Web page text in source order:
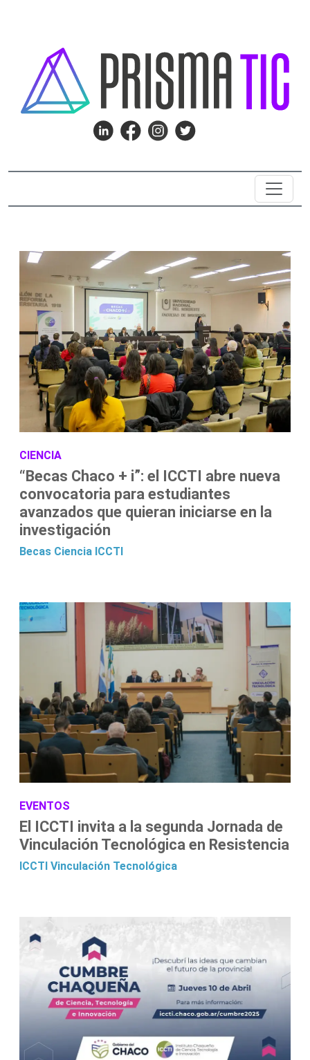
CIENCIA
“Becas Chaco + i”: el ICCTI abre nueva
convocatoria para estudiantes
avanzados que quieran iniciarse en la
investigación
Becas Ciencia ICCTI
EVENTOS
El ICCTI invita a la segunda Jornada de
Vinculación Tecnológica en Resistencia
ICCTI Vinculación Tecnológica